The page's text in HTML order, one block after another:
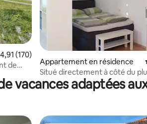
: 4,97 sur 5
moyenne sur la base de 170
4,91 (170)
de
Appartement en résidence
Situé directement à côté du
parc thermal d'Europe
vacances adaptées